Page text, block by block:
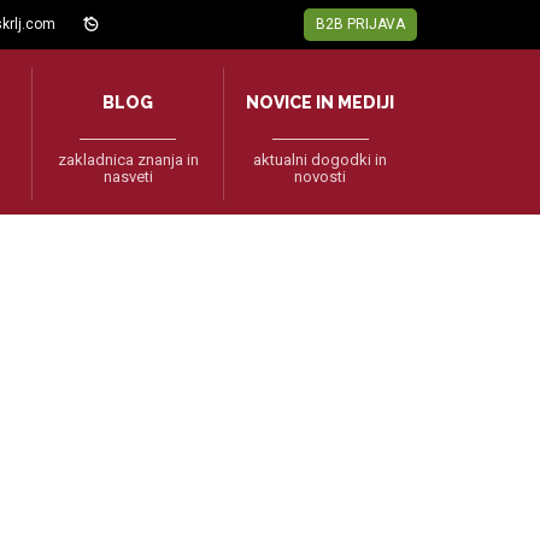
B2B PRIJAVA
BLOG
zakladnica znanja in
nasveti
NOVICE IN MEDIJI
aktualni dogodki in
novosti